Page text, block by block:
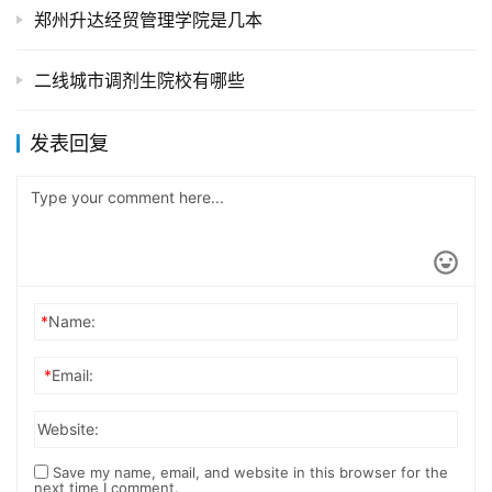
郑州升达经贸管理学院是几本
二线城市调剂生院校有哪些
发表回复
*Name:
*Email:
Website:
Save my name, email, and website in this browser for the
next time I comment.